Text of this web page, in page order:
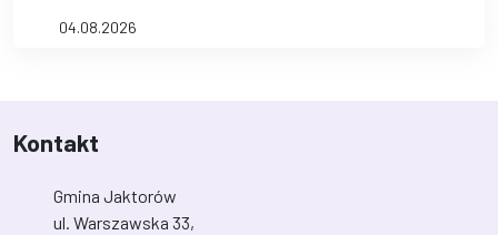
04.08.2026
Kontakt
Gmina Jaktorów
ul. Warszawska 33,